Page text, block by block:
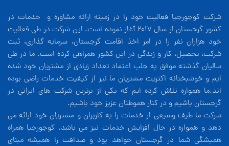
شرکت کوجورجیا فعالیت خود را در زمینه ارائه مشاوره و خدمات در
کشور گرجستان از سال 2017 آغاز نموده است. این شرکت در طی فعالیت
خود هزاران نفر را در امر اخذ اقامت گرجستان، سرمایه گذاری، ثبت
شرکت، تحصیل، کار و زندگی در این کشور همراهی کرده است. ما در طی
سالیان گذشته موفق به جلب اعتماد تعداد زیادی از مشتریان خود شده
ایم و خوشبختانه اکثریت مشتریان ما نیز از کیفیت خدمات راضی بوده
اند.ما همواره تلاش کرده ایم که یکی از برترین شرکت های ایرانی در
گرجستان باشیم و در کنار هموطنان عزیز خود باشیم.
شرکت ما طیف وسیعی از خدمات را به کاربران و مشتریان خود ارائه می
دهد و همواره در حال افزایش خدمات نیز می باشد. کوجورجیا همراه
همیشگی شما در گرجستان خواهد بود و صداقت را همیشه مبنای